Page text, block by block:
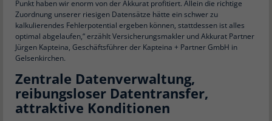
Punkt haben wir enorm von der Akkurat profitiert. Allein die richtige
Zuordnung unserer riesigen Datensätze hätte ein schwer zu
kalkulierendes Fehlerpotential ergeben können, stattdessen ist alles
optimal abgelaufen,“ erzählt Versicherungsmakler und Akkurat Partner
Jürgen Kapteina, Geschäftsführer der Kapteina + Partner GmbH in
Gelsenkirchen.
Zentrale Datenverwaltung,
reibungsloser Datentransfer,
attraktive Konditionen